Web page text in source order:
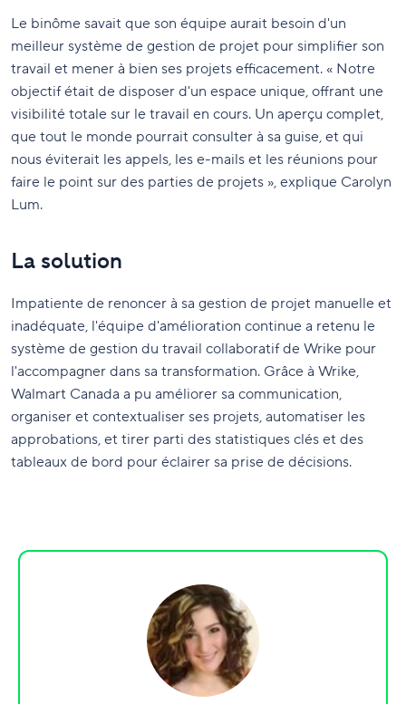
Le binôme savait que son équipe aurait besoin d'un
meilleur système de gestion de projet pour simplifier son
travail et mener à bien ses projets efficacement. « Notre
objectif était de disposer d'un espace unique, offrant une
visibilité totale sur le travail en cours. Un aperçu complet,
que tout le monde pourrait consulter à sa guise, et qui
nous éviterait les appels, les e-mails et les réunions pour
faire le point sur des parties de projets », explique Carolyn
Lum.
La solution
Impatiente de renoncer à sa gestion de projet manuelle et
inadéquate, l'équipe d'amélioration continue a retenu le
système de gestion du travail collaboratif de Wrike pour
l'accompagner dans sa transformation. Grâce à Wrike,
Walmart Canada a pu améliorer sa communication,
organiser et contextualiser ses projets, automatiser les
approbations, et tirer parti des statistiques clés et des
tableaux de bord pour éclairer sa prise de décisions.